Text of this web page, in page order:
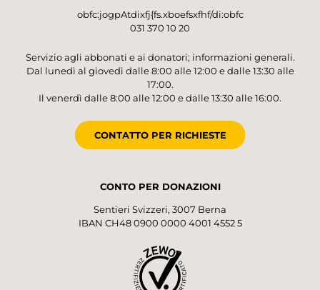
obfc:jogpAtdixfj{fs.xboefsxfhf/di:obfc
031 370 10 20
Servizio agli abbonati e ai donatori; informazioni generali.
Dal lunedì al giovedì dalle 8:00 alle 12:00 e dalle 13:30 alle
17:00.
Il venerdì dalle 8:00 alle 12:00 e dalle 13:30 alle 16:00.
CONTATTO PER RICHIESTE
CONTO PER DONAZIONI
Sentieri Svizzeri, 3007 Berna
IBAN CH48 0900 0000 4001 4552 5